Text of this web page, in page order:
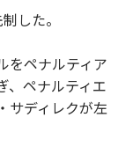
した。
をペナルティア
、ペナルティエ
サディレクが左